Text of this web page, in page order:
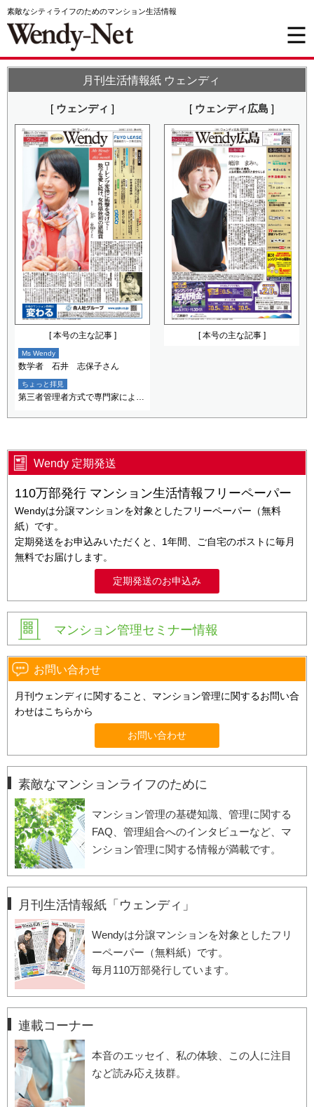
素敵なシティライフのためのマンション生活情報
月刊生活情報紙 ウェンディ
[ ウェンディ ]
[ 本号の主な記事 ]
Ms Wendy
数学者 石井 志保子さん
ちょっと拝見
第三者管理者方式で専門家による迅速な対応 区分所有者の負担軽減
[ ウェンディ広島 ]
[ 本号の主な記事 ]
Wendy 定期発送
110万部発行 マンション生活情報フリーペーパー
Wendyは分譲マンションを対象としたフリーペーパー（無料
紙）です。
定期発送をお申込みいただくと、1年間、ご自宅のポストに毎月
無料でお届けします。
定期発送のお申込み
マンション管理セミナー情報
お問い合わせ
月刊ウェンディに関すること、マンション管理に関するお問い合
わせはこちらから
お問い合わせ
素敵なマンションライフのために
マンション管理の基礎知識、管理に関する
FAQ、管理組合へのインタビューなど、マ
ンション管理に関する情報が満載です。
月刊生活情報紙「ウェンディ」
Wendyは分譲マンションを対象としたフリ
ーペーパー（無料紙）です。
毎月110万部発行しています。
連載コーナー
本音のエッセイ、私の体験、この人に注目
など読み応え抜群。